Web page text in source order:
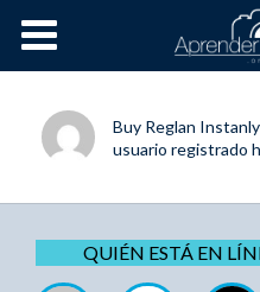
Cursos OnLine
Buy Reglan
usuario registrado
QUIÉN ESTÁ EN